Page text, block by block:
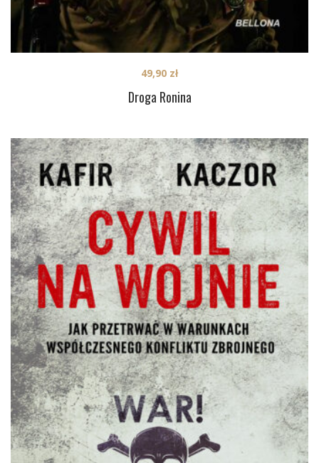
Droga Ronina
49,90 zł